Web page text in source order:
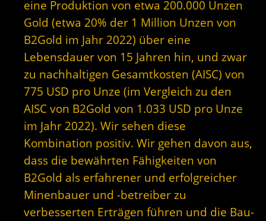
eine Produktion von etwa 200.000 Unzen
Gold (etwa 20% der 1 Million Unzen von
B2Gold im Jahr 2022) über eine
Lebensdauer von 15 Jahren hin, und zwar
zu nachhaltigen Gesamtkosten (AISC) von
775 USD pro Unze (im Vergleich zu den
AISC von B2Gold von 1.033 USD pro Unze
im Jahr 2022). Wir sehen diese
Kombination positiv. Wir gehen davon aus,
dass die bewährten Fähigkeiten von
B2Gold als erfahrener und erfolgreicher
Minenbauer und -betreiber zu
verbesserten Erträgen führen und die Bau-